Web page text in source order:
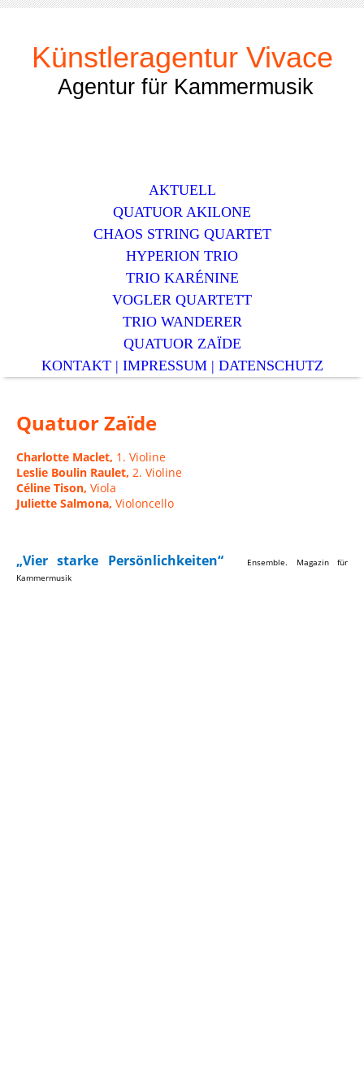
Künstleragentur Vivace
Agentur für Kammermusik
AKTUELL
QUATUOR AKILONE
CHAOS STRING QUARTET
HYPERION TRIO
TRIO KARÉNINE
VOGLER QUARTETT
TRIO WANDERER
QUATUOR ZAЇDE
KONTAKT | IMPRESSUM | DATENSCHUTZ
Quatuor Zaïde
Charlotte Maclet, 1. Violine
Leslie Boulin Raulet, 2. Violine
Céline Tison, Viola
Juliette Salmona, Violoncello
„Vier starke Persönlichkeiten“
Ensemble. Magazin für
Kammermusik